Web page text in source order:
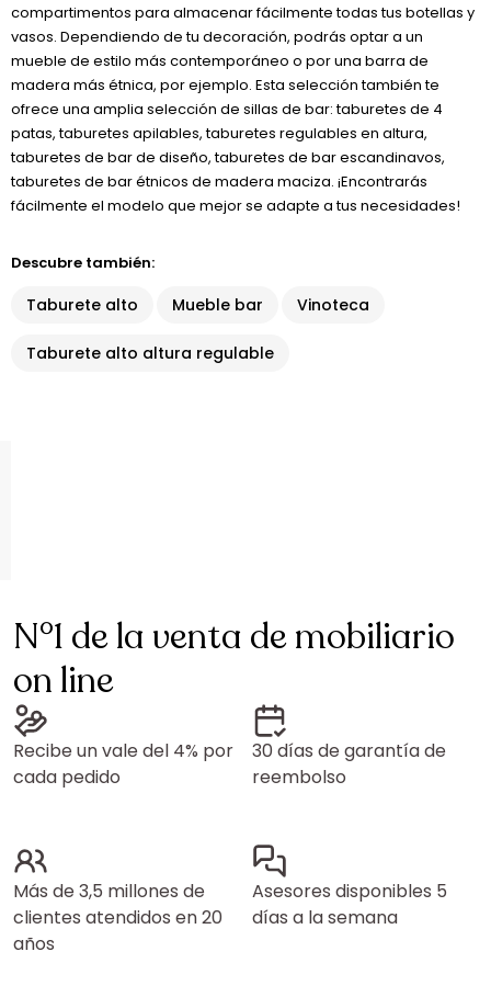
compartimentos para almacenar fácilmente todas tus botellas y
vasos. Dependiendo de tu decoración, podrás optar a un
mueble de estilo más contemporáneo o por una barra de
madera más étnica, por ejemplo. Esta selección también te
ofrece una amplia selección de sillas de bar: taburetes de 4
patas, taburetes apilables, taburetes regulables en altura,
taburetes de bar de diseño, taburetes de bar escandinavos,
taburetes de bar étnicos de madera maciza. ¡Encontrarás
fácilmente el modelo que mejor se adapte a tus necesidades!
Descubre también:
Taburete alto Mueble bar Vinoteca
Taburete alto altura regulable
N°1 de la venta de mobiliario
on line
Recibe un vale del 4% por
cada pedido
30 días de garantía de
reembolso
Más de 3,5 millones de
clientes atendidos en 20
años
Asesores disponibles 5
días a la semana